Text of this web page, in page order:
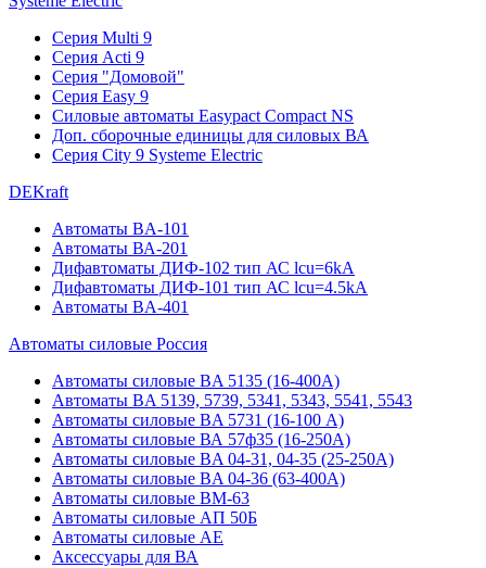
Серия Multi 9
Серия Acti 9
Серия "Домовой"
Серия Easy 9
Силовые автоматы Easypact Compact NS
Доп. сборочные единицы для силовых ВА
Серия City 9 Systeme Electric
DEKraft
Автоматы BA-101
Автоматы ВА-201
Дифавтоматы ДИФ-102 тип АС lcu=6kA
Дифавтоматы ДИФ-101 тип АС lcu=4.5kA
Автоматы BA-401
Автоматы силовые Россия
Автоматы силовые BA 5135 (16-400А)
Автоматы BA 5139, 5739, 5341, 5343, 5541, 5543
Автоматы силовые BA 5731 (16-100 А)
Автоматы силовые ВА 57ф35 (16-250А)
Автоматы силовые BA 04-31, 04-35 (25-250А)
Автоматы силовые BA 04-36 (63-400А)
Автоматы силовые ВМ-63
Автоматы силовые АП 50Б
Автоматы силовые АЕ
Аксессуары для ВА